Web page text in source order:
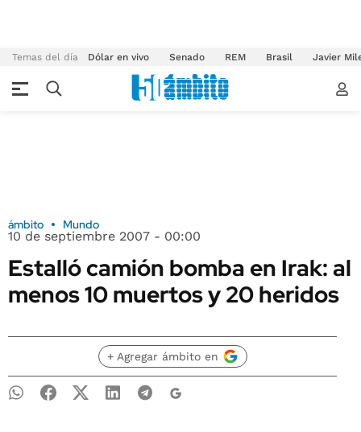
Temas del día Dólar en vivo Senado REM Brasil Javier
ámbito Mundo
10 de septiembre 2007 - 00:00
Estalló camión bomba en Irak: al
menos 10 muertos y 20 heridos
+ Agregar ámbito en